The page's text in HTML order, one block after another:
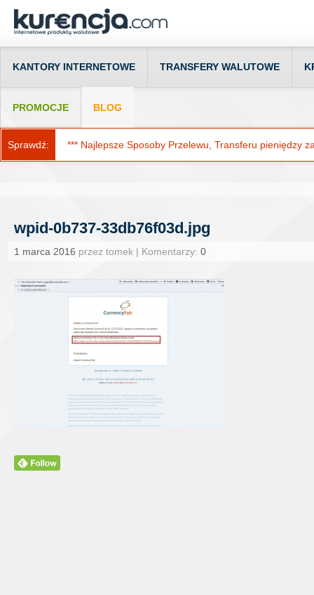
KANTORY INTERNETOWE TRANSFERY WALUTOWE
PROMOCJE BLOG
Sprawdź: *** Najlepsze Sposoby Przelewu, Transferu pieniędzy
wpid-0b737-33db76f03d.jpg
1 marca 2016 przez tomek | Komentarzy: 0